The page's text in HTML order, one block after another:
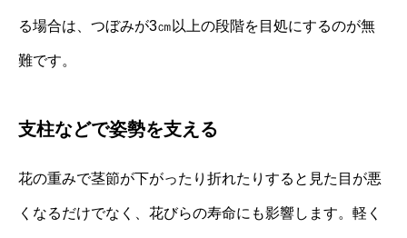
る場合は、つぼみが3㎝以上の段階を目処にするのが無
難です。
支柱などで姿勢を支える
花の重みで茎節が下がったり折れたりすると見た目が悪
くなるだけでなく、花びらの寿命にも影響します。軽く